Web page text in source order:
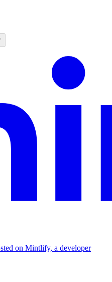
on Mintlify, a developer